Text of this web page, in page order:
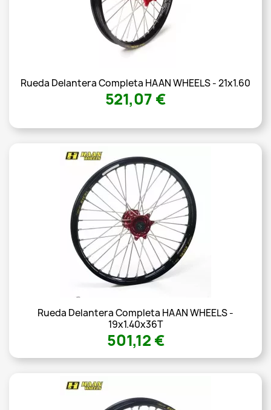
Rueda Delantera Completa HAAN WHEELS - 21x1.60
521,07 €
Rueda Delantera Completa HAAN WHEELS -
19x1.40x36T
501,12 €